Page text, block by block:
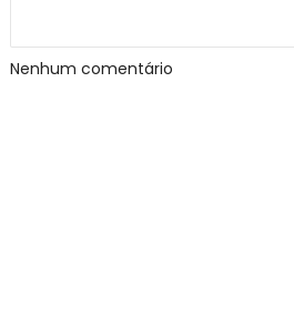
Nenhum comentário